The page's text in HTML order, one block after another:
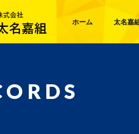
ホーム 太名嘉